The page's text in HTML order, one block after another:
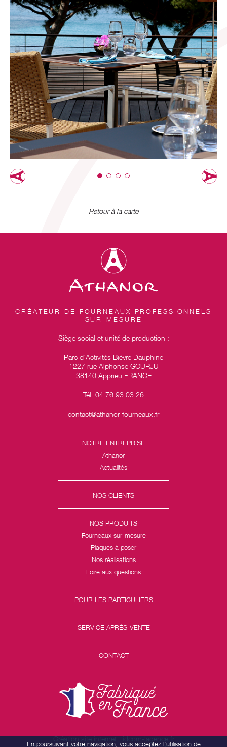
Retour à la carte
CRÉATEUR DE FOURNEAUX PROFESSIONNELS
SUR-MESURE
Siège social et unité de production :
Parc d’Activités Bièvre Dauphine
1227 rue Alphonse GOURJU
38140 Apprieu FRANCE
Tél. 04 76 93 03 26
contact@athanor-fourneaux.fr
NOTRE ENTREPRISE
Athanor
Actualités
NOS CLIENTS
NOS PRODUITS
Fourneaux sur-mesure
Plaques à poser
Nos réalisations
Foire aux questions
POUR LES PARTICULIERS
SERVICE APRÈS-VENTE
CONTACT
Création site internet : idcom-lagence.fr
En poursuivant votre navigation, vous acceptez l'utilisation de